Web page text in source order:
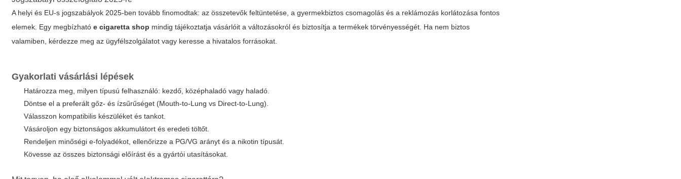
A helyi és EU-s jogszabályok 2025-ben tovább finomodtak: az összetevők feltüntetése, a gyermekbiztos csomagolás és a reklámozás korlátozása fontos
elemek. Egy megbízhatóe cigaretta shop mindig tájékoztatja vásárlóit a változásokról és biztosítja a termékek törvényességét. Ha nem biztos
valamiben, kérdezze meg az ügyfélszolgálatot vagy keresse a hivatalos forrásokat.
Gyakorlati vásárlási lépések
Határozza meg, milyen típusú felhasználó: kezdő, középhaladó vagy haladó.
Döntse el a preferált gőz- és ízsűrűséget (Mouth-to-Lung vs Direct-to-Lung).
Válasszon kompatibilis készüléket és tankot.
Vásároljon egy biztonságos akkumulátort és eredeti töltőt.
Rendeljen minőségi e-folyadékot, ellenőrizze a PG/VG arányt és a nikotin típusát.
Kövesse az összes biztonsági előírást és a gyártói utasításokat.